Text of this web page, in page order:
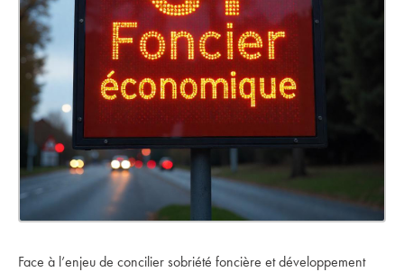
Face à l’enjeu de concilier sobriété foncière et développement